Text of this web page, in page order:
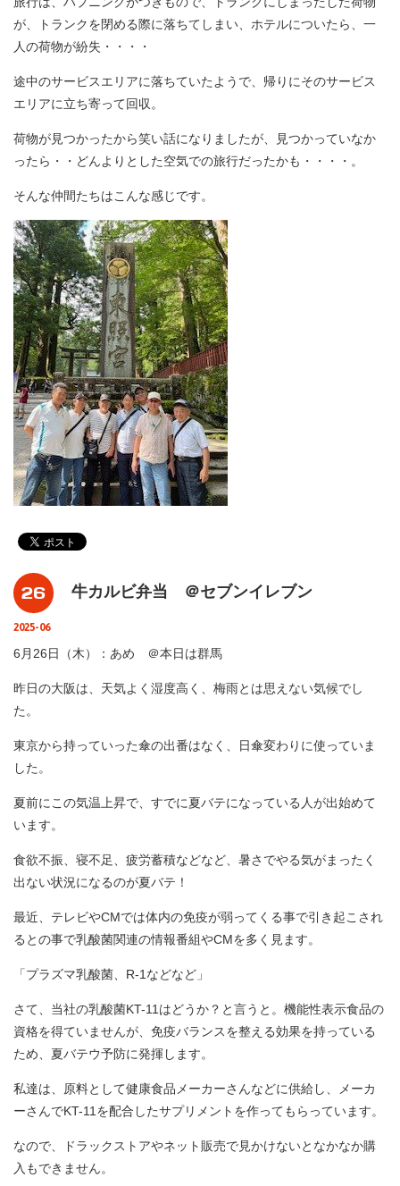
が、トランクを閉める際に落ちてしまい、ホテルについたら、一
人の荷物が紛失・・・・
途中のサービスエリアに落ちていたようで、帰りにそのサービス
エリアに立ち寄って回収。
荷物が見つかったから笑い話になりましたが、見つかっていなか
ったら・・どんよりとした空気での旅行だったかも・・・・。
そんな仲間たちはこんな感じです。
26
2025-06
牛カルビ弁当 ＠セブンイレブン
6月26日（木）：あめ ＠本日は群馬
昨日の大阪は、天気よく湿度高く、梅雨とは思えない気候でし
た。
東京から持っていった傘の出番はなく、日傘変わりに使っていま
した。
夏前にこの気温上昇で、すでに夏バテになっている人が出始めて
います。
食欲不振、寝不足、疲労蓄積などなど、暑さでやる気がまったく
出ない状況になるのが夏バテ！
最近、テレビやCMでは体内の免疫が弱ってくる事で引き起こされ
るとの事で乳酸菌関連の情報番組やCMを多く見ます。
「プラズマ乳酸菌、R-1などなど」
さて、当社の乳酸菌KT-11はどうか？と言うと。機能性表示食品の
資格を得ていませんが、免疫バランスを整える効果を持っている
ため、夏バテウ予防に発揮します。
私達は、原料として健康食品メーカーさんなどに供給し、メーカ
ーさんでKT-11を配合したサプリメントを作ってもらっています。
なので、ドラックストアやネット販売で見かけないとなかなか購
入もできません。